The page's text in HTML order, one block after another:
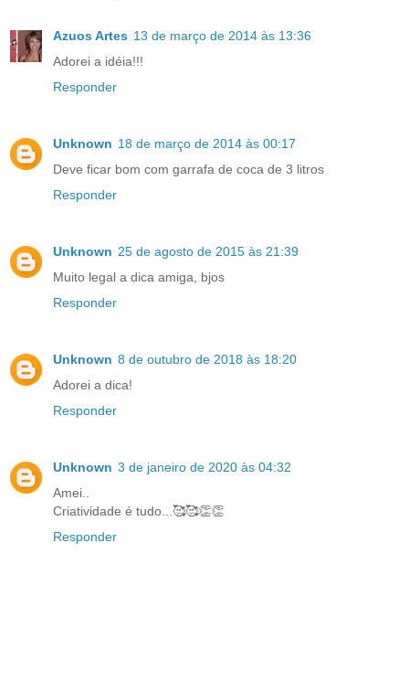
Azuos Artes 13 de março de 2014 às 13:36
Adorei a idéia!!!
Responder
Unknown 18 de março de 2014 às 00:17
Deve ficar bom com garrafa de coca de 3 litros
Responder
Unknown 25 de agosto de 2015 às 21:39
Muito legal a dica amiga, bjos
Responder
Unknown 8 de outubro de 2018 às 18:20
Adorei a dica!
Responder
Unknown 3 de janeiro de 2020 às 04:32
Amei..
Criatividade é tudo...🥰🥰👏👏
Responder